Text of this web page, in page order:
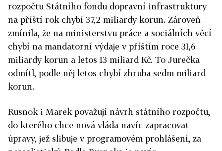
rozpočtu Státního fondu dopravní infrastruktury
na příští rok chybí 37,2 miliardy korun. Zároveň
zmínila, že na ministerstvu práce a sociálních věcí
chybí na mandatorní výdaje v příštím roce 31,6
miliardy korun a letos 13 miliard Kč. To Jurečka
odmítl, podle něj letos chybí zhruba sedm miliard
korun.
Rusnok i Marek považují návrh státního rozpočtu,
do kterého chce nová vláda navíc zapracovat
úpravy, jež slibuje v programovém prohlášení, za